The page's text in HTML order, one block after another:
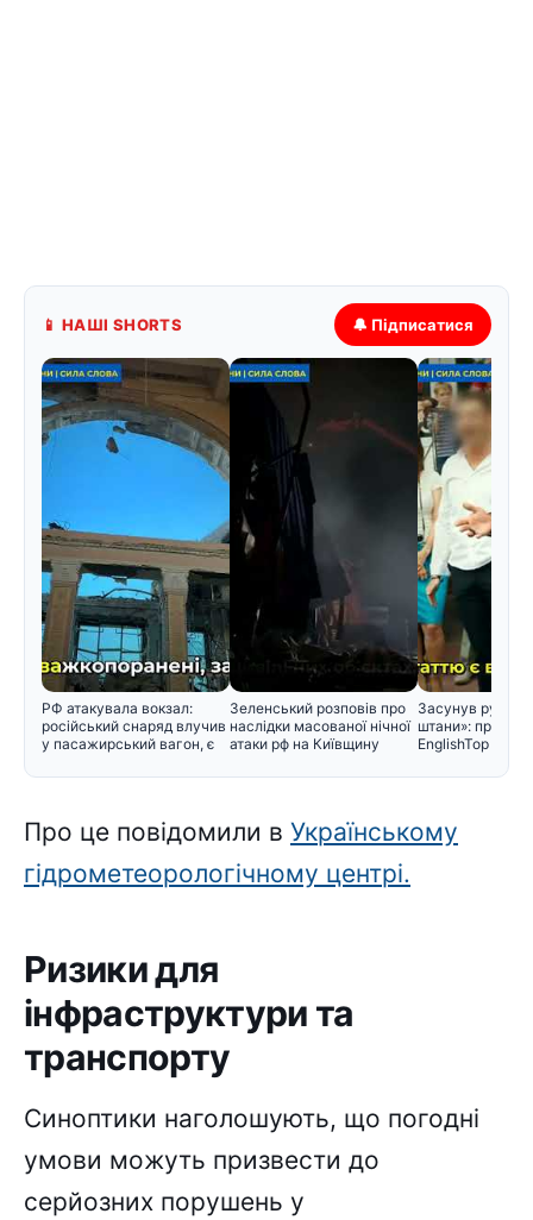
📱 НАШІ SHORTS 🔔 Підписатися
РФ атакувала вокзал:
російський снаряд влучив
у пасажирський вагон, є
Зеленський розповів про
наслідки масованої нічної
атаки рф на Київщину
Засунув руку
штани»: проти
EnglishTop
Про це повідомили в Українському
гідрометеорологічному центрі.
Ризики для
інфраструктури та
транспорту
Синоптики наголошують, що погодні
умови можуть призвести до
серйозних порушень у